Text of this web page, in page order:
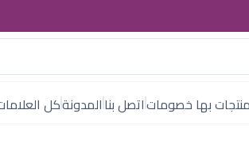
منتجات بها خصوماتاتصل بناالمدونةكل